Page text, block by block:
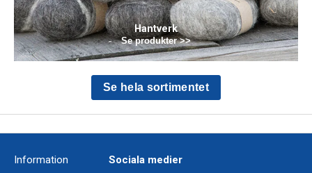
Hantverk
Se produkter >>
Se hela sortimentet
Information Sociala medier